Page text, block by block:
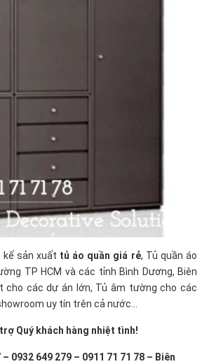
kế sản xuất tủ áo quần giá rẻ, Tủ quần áo
TP HCM và các tỉnh Bình Dương, Biên
cho các dự án lớn, Tủ âm tường cho các
uy tín trên cả nước…
Quý khách hàng nhiệt tình!
0932 649 279 – 0911 71 71 78 – Biên